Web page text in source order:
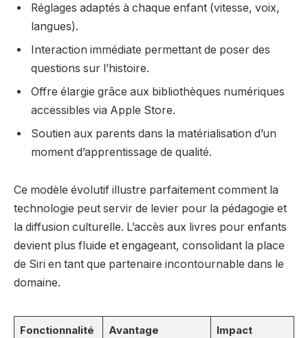
Réglages adaptés à chaque enfant (vitesse, voix,
langues).
Interaction immédiate permettant de poser des
questions sur l’histoire.
Offre élargie grâce aux bibliothèques numériques
accessibles via Apple Store.
Soutien aux parents dans la matérialisation d’un
moment d’apprentissage de qualité.
Ce modèle évolutif illustre parfaitement comment la
technologie peut servir de levier pour la pédagogie et
la diffusion culturelle. L’accès aux livres pour enfants
devient plus fluide et engageant, consolidant la place
de Siri en tant que partenaire incontournable dans le
domaine.
Fonctionnalité
Avantage
Impact